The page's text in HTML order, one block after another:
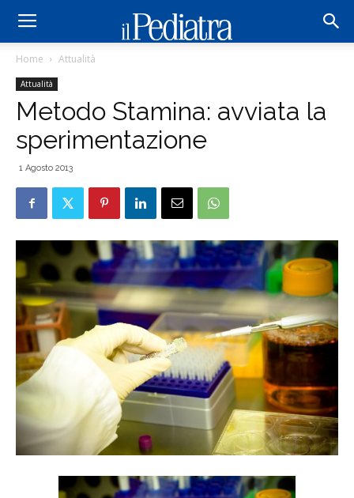
Home Attualità
Attualità
Metodo Stamina: avviata la
sperimentazione
1 Agosto 2013